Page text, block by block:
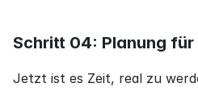
Schritt 04: Planung für
Jetzt ist es Zeit, real zu